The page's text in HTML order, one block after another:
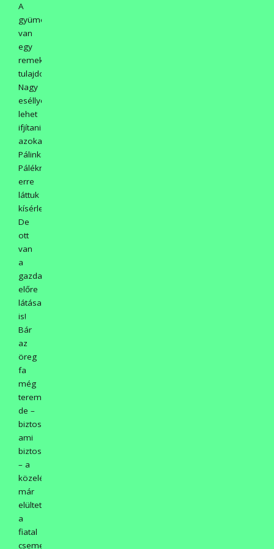
A
gyümölcsfáknak
van
egy
remek
tulajdonságuk.
Nagy
eséllyel
lehet
ifjítani
azokat.
Pálinkás
Páléknál
erre
láttuk
kísérletet.
De
ott
van
a
gazda
előre
látása
is!
Bár
az
öreg
fa
még
terem,
de –
biztos,
ami
biztos
– a
közelébe
már
elültette
a
fiatal
csemetét.